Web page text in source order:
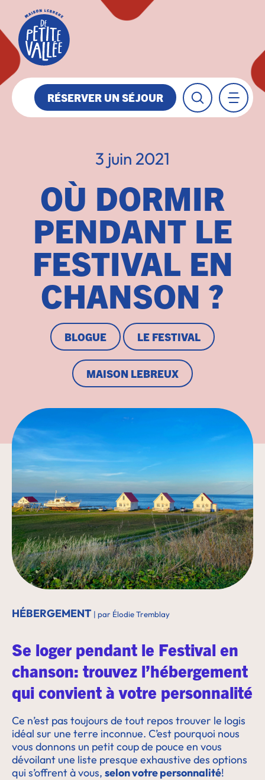
RÉSERVER UN SÉJOUR
3 juin 2021
OÙ DORMIR
PENDANT LE
FESTIVAL EN
CHANSON ?
BLOGUE LE FESTIVAL
MAISON LEBREUX
HÉBERGEMENT | par Élodie Tremblay
Se loger pendant le Festival en
chanson: trouvez l’hébergement
qui convient à votre personnalité
Ce n’est pas toujours de tout repos trouver le logis
idéal sur une terre inconnue. C’est pourquoi nous
vous donnons un petit coup de pouce en vous
dévoilant une liste presque exhaustive des options
qui s’offrent à vous, selon votre personnalité!